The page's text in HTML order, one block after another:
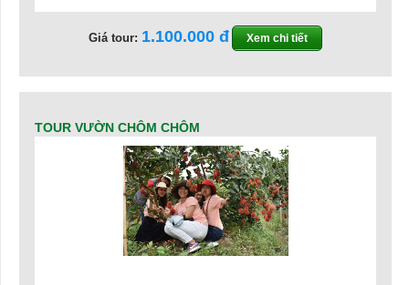
Giá tour: 1.100.000 Xem chi tiết
TOUR VƯỜN CHÔM CHÔM